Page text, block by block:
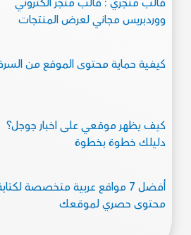
ووردبريس مجاني لعرض المنتجات
كيفية حماية محتوى الموقع من
كيف يظهر موقعي على اخبار جوجل؟
دليلك خطوة بخطوة
أفضل 7 مواقع عربية متخصصة
محتوى حصري لموقعك